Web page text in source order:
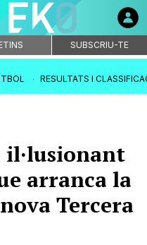
SUBSCRIU-TE
RESULTATS I
il·lusionant
arranca la
Tercera